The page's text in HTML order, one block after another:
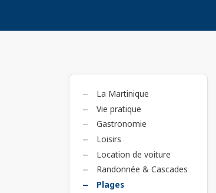
Liste des catégories
La Martinique
Vie pratique
Gastronomie
Loisirs
Location de voiture
Randonnée & Cascades
Plages